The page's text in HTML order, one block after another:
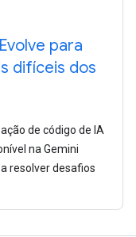
para
difíceis dos
de código de IA
na Gemini
resolver desafios